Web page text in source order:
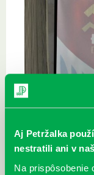
Aj Petržalka
nestratili ani v
Na prispôsobenie